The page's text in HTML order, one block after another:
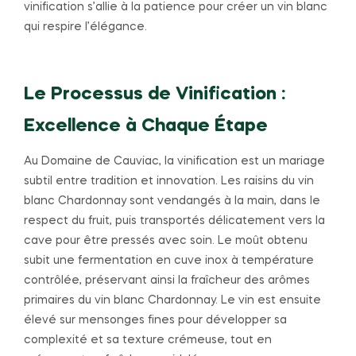
vinification s’allie à la patience pour créer un vin blanc
qui respire l’élégance.
Le Processus de Vinification :
Excellence à Chaque Étape
Au Domaine de Cauviac, la vinification est un mariage
subtil entre tradition et innovation. Les raisins du vin
blanc Chardonnay sont vendangés à la main, dans le
respect du fruit, puis transportés délicatement vers la
cave pour être pressés avec soin. Le moût obtenu
subit une fermentation en cuve inox à température
contrôlée, préservant ainsi la fraîcheur des arômes
primaires du vin blanc Chardonnay. Le vin est ensuite
élevé sur mensonges fines pour développer sa
complexité et sa texture crémeuse, tout en